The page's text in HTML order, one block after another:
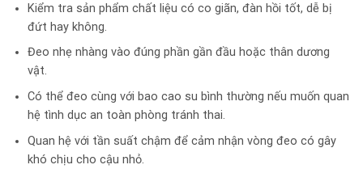
Kiểm tra sản phẩm chất liệu có co giãn, đàn hồi tốt, dễ bị
đứt hay không.
Đeo nhẹ nhàng vào đúng phần gần đầu hoặc thân dương
vật.
Có thể đeo cùng với bao cao su bình thường nếu muốn quan
hệ tình dục an toàn phòng tránh thai.
Quan hệ với tần suất chậm để cảm nhận vòng đeo có gây
khó chịu cho cậu nhỏ.